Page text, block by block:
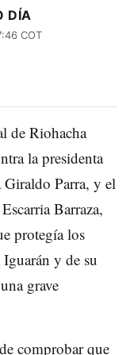
DÍA
COT
de Riohacha
la presidenta
Parra, y el
Barraza,
protegía los
y de su
grave
comprobar que